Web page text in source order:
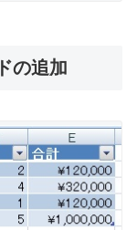
の追加